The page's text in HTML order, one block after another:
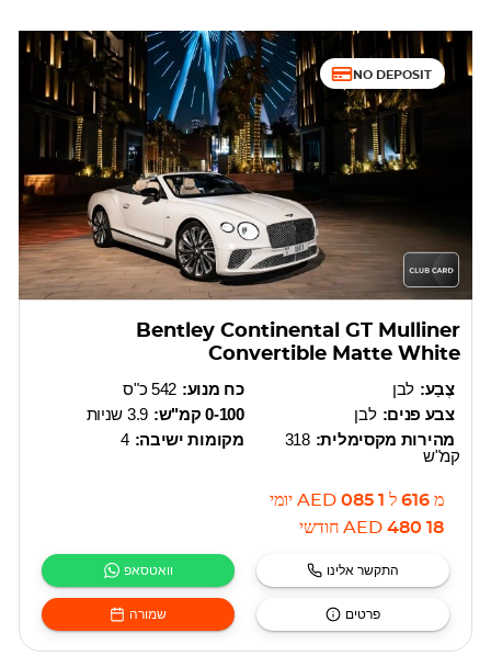
NO DEPOSIT
Bentley Continental GT Mulliner
Convertible Matte White
כח מנוע: 542 כ"ס
0-100 קמ"ש:
3.9 שניות
מקומות ישיבה: 4
צֶבַע: לבן
צבע פנים: לבן
מהירות מקסימלית: 318
קמ"ש
מ 616 ל 1 085
AED יומי
18 480
AED חודשי
וואטסאפ התקשר אלינו
שמורה פרטים